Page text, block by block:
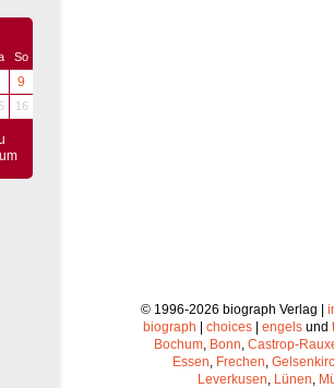
So
9
16
© 1996-2026 biograph Verlag |
biograph
choices engels und
Bochum, Bonn, Castrop-
Essen, Frechen,
Leverkusen, Lünen,